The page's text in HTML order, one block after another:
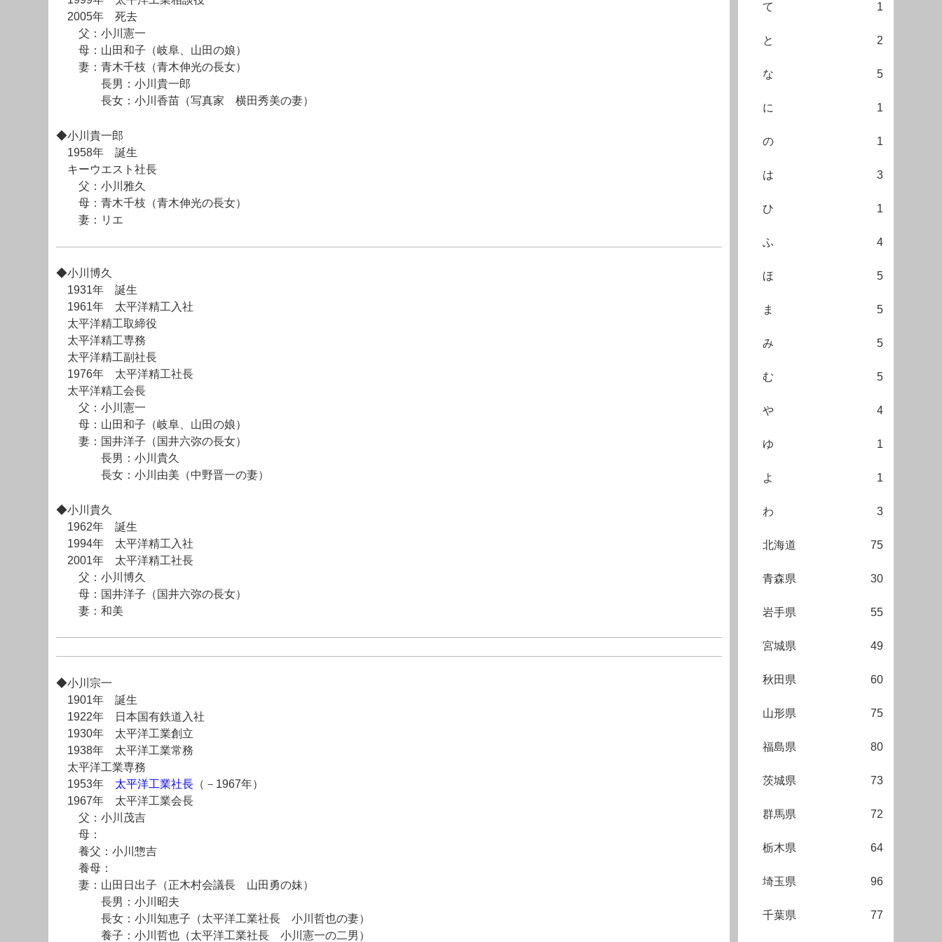
2005年 死去
父：小川憲一
母：山田和子（岐阜、山田の娘）
妻：青木千枝（青木伸光の長女）
長男：小川貴一郎
長女：小川香苗（写真家 横田秀美の妻）
◆小川貴一郎
1958年 誕生
キーウエスト社長
父：小川雅久
母：青木千枝（青木伸光の長女）
妻：リエ
◆小川博久
1931年 誕生
1961年 太平洋精工入社
太平洋精工取締役
太平洋精工専務
太平洋精工副社長
1976年 太平洋精工社長
太平洋精工会長
父：小川憲一
母：山田和子（岐阜、山田の娘）
妻：国井洋子（国井六弥の長女）
長男：小川貴久
長女：小川由美（中野晋一の妻）
◆小川貴久
1962年 誕生
1994年 太平洋精工入社
2001年 太平洋精工社長
父：小川博久
母：国井洋子（国井六弥の長女）
妻：和美
◆小川宗一
1901年 誕生
1922年 日本国有鉄道入社
1930年 太平洋工業創立
1938年 太平洋工業常務
太平洋工業専務
1953年 太平洋工業社長 （－1967年）
1967年 太平洋工業会長
父：小川茂吉
母：
養父：小川惣吉
養母：
妻：山田日出子（正木村会議長 山田勇の妹）
長男：小川昭夫
長女：小川知恵子（太平洋工業社長 小川哲也の妻）
養子：小川哲也（太平洋工業社長 小川憲一の二男）
て 1
と 2
な 5
に 1
の 1
は 3
ひ 1
ふ 4
ほ 5
ま 5
み 5
む 5
や 4
ゆ 1
よ 1
わ 3
北海道 75
青森県 30
岩手県 55
宮城県 49
秋田県 60
山形県 75
福島県 80
茨城県 73
群馬県 72
栃木県 64
埼玉県 96
千葉県 77